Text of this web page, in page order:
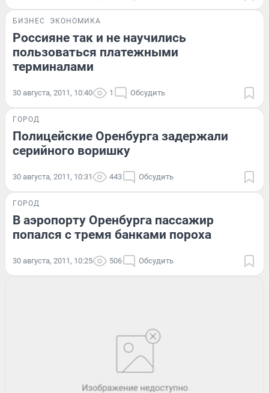
БИЗНЕС ЭКОНОМИКА
Россияне так и не научились
пользоваться платежными
терминалами
30 августа, 2011, 10:40 1 Обсудить
ГОРОД
Полицейские Оренбурга задержали
серийного воришку
30 августа, 2011, 10:31 443 Обсудить
ГОРОД
В аэропорту Оренбурга пассажир
попался с тремя банками пороха
30 августа, 2011, 10:25 506 Обсудить